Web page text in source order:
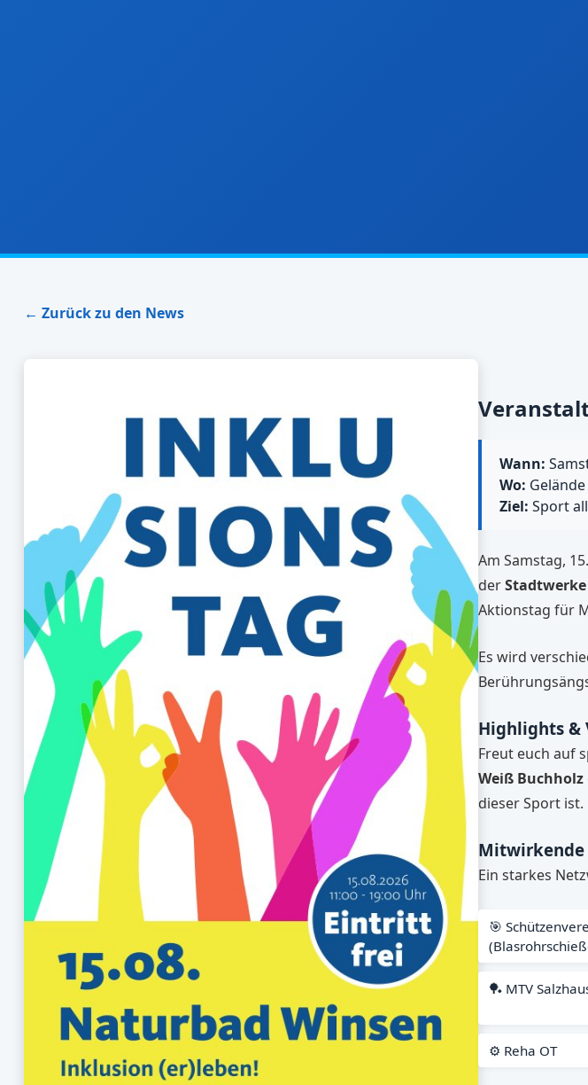
← Zurück zu den News
Wann:
Wo:
Ziel: Sport
Am Samstag,
der
Aktionstag für
Es wird
Highlights &
Freut euch auf
Weiß Buchholz
dieser Sport
Mitwirkende
Ein starkes
🎯
🏓 MTV
⚙️ Reha OT